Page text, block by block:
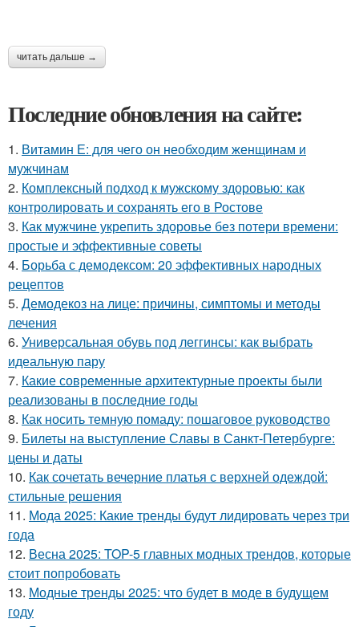
читать дальше →
Последние обновления на сайте:
1. Витамин Е: для чего он необходим женщинам и
мужчинам
2. Комплексный подход к мужскому здоровью: как
контролировать и сохранять его в Ростове
3. Как мужчине укрепить здоровье без потери времени:
простые и эффективные советы
4. Борьба с демодексом: 20 эффективных народных
рецептов
5. Демодекоз на лице: причины, симптомы и методы
лечения
6. Универсальная обувь под леггинсы: как выбрать
идеальную пару
7. Какие современные архитектурные проекты были
реализованы в последние годы
8. Как носить темную помаду: пошаговое руководство
9. Билеты на выступление Славы в Санкт-Петербурге:
цены и даты
10. Как сочетать вечерние платья с верхней одеждой:
стильные решения
11. Мода 2025: Какие тренды будут лидировать через три
года
12. Весна 2025: TOP-5 главных модных трендов, которые
стоит попробовать
13. Модные тренды 2025: что будет в моде в будущем
году